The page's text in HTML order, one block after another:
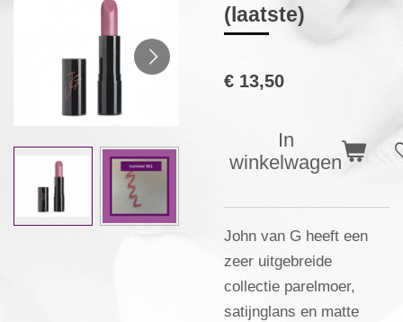
(laatste)
€ 13,50
In
winkelwagen
John van G heeft een
zeer uitgebreide
collectie parelmoer,
satijnglans en matte